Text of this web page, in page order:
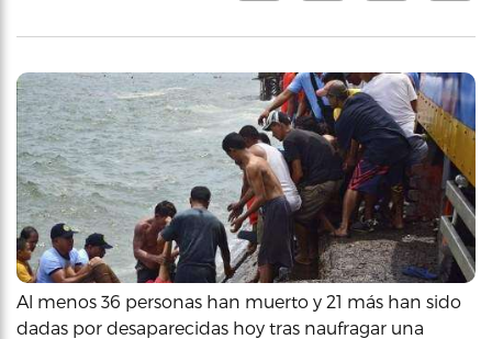
Al menos 36 personas han muerto y 21 más han sido
dadas por desaparecidas hoy tras naufragar una